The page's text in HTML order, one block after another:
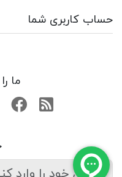
حساب کاربری شما
ما
RSS